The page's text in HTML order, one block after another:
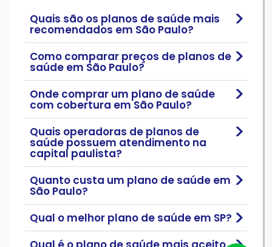
Quais são os planos de saúde mais
recomendados em São Paulo?
Como comparar preços de planos de
saúde em São Paulo?
Onde comprar um plano de saúde
com cobertura em São Paulo?
Quais operadoras de planos de
saúde possuem atendimento na
capital paulista?
Quanto custa um plano de saúde em
São Paulo?
Qual o melhor plano de saúde em SP?